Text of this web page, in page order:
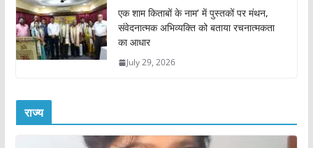
एक शाम किताबों के नाम’ में पुस्तकों पर मंथन,
संवेदनात्मक अभिव्यक्ति को बताया रचनात्मकता
का आधार
July 29, 2026
राज्य